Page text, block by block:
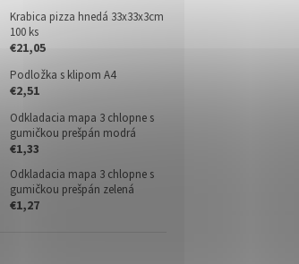
Krabica pizza hnedá 33x33x3cm
100 ks
€21,05
Podložka s klipom A4
€2,51
Odkladacia mapa 3 chlopne s
gumičkou prešpán modrá
€1,33
Odkladacia mapa 3 chlopne s
gumičkou prešpán zelená
€1,27